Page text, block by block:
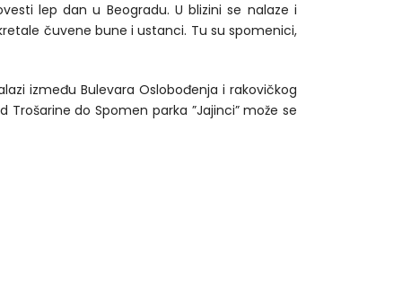
lep dan u Beogradu. U blizini se nalaze i
čuvene bune i ustanci. Tu su spomenici,
između Bulevara Oslobođenja i rakovičkog
do Spomen parka ”Jajinci” može se